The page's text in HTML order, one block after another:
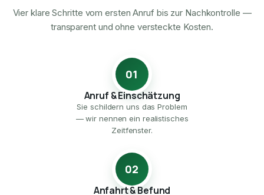
Vier klare Schritte vom ersten Anruf bis zur Nachkontrolle —
transparent und ohne versteckte Kosten.
01
Anruf & Einschätzung
Sie schildern uns das Problem
— wir nennen ein realistisches
Zeitfenster.
02
Anfahrt & Befund